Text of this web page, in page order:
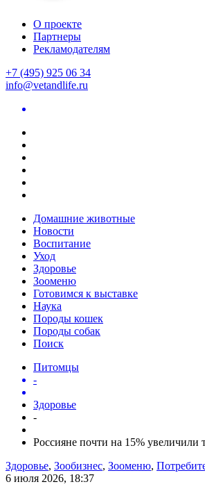
О проекте
Партнеры
Рекламодателям
+7 (495) 925 06 34
info@vetandlife.ru
Домашние животные
Новости
Воспитание
Уход
Здоровье
Зооменю
Готовимся к выставке
Наука
Породы кошек
Породы собак
Поиск
Питомцы
-
Здоровье
-
Россияне почти на 15% увеличили
Здоровье, Зообизнес, Зооменю,
6 июля 2026, 18:37